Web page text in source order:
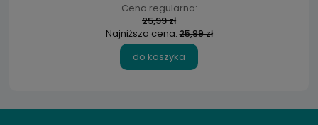
Cena regularna:
25,99 zł
Najniższa cena:25,99 zł
do koszyka